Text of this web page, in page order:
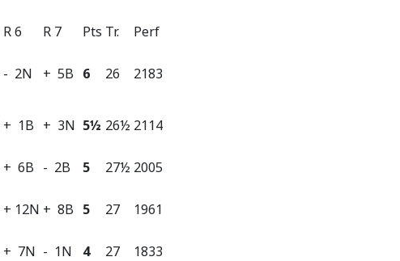
R 6 R 7 Pts Tr. Perf
- 2N + 5B 6 26 2183
+ 1B + 3N 5½ 26½ 2114
+ 6B - 2B 5 27½ 2005
+ 12N + 8B 5 27 1961
+ 7N - 1N 4 27 1833